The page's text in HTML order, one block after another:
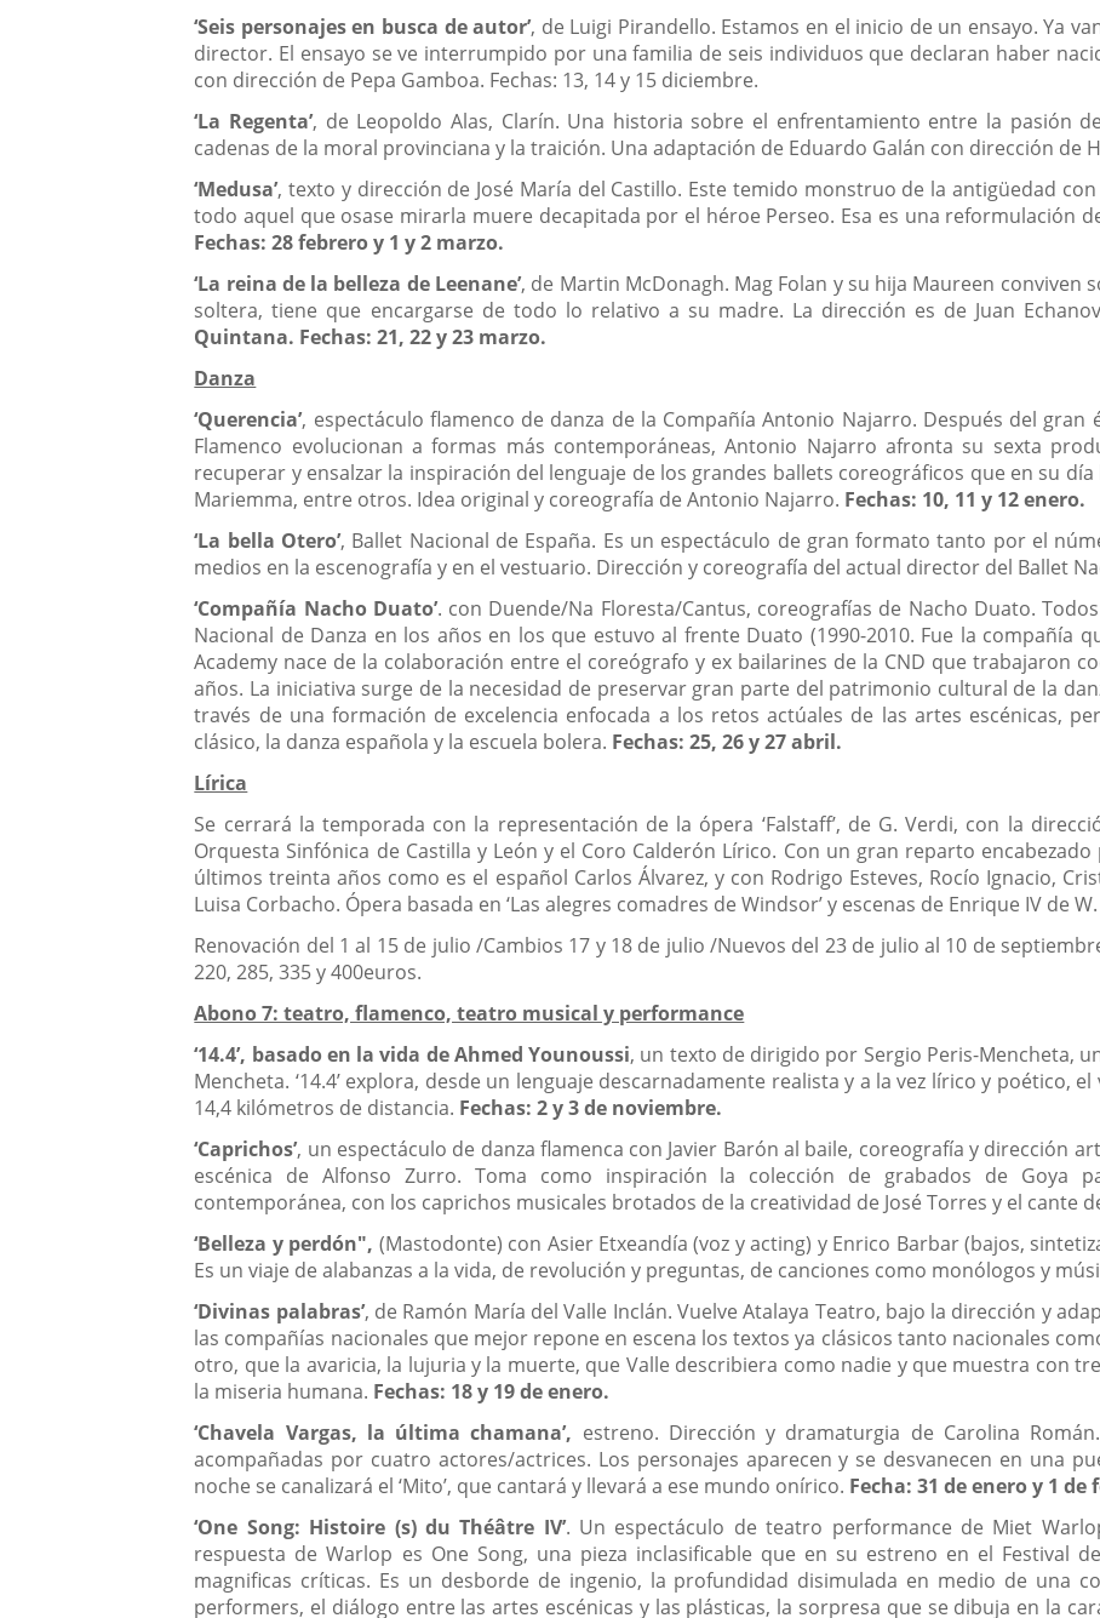
‘Seis personajes en busca de autor’, de Luigi Pirandello. Estamos en el inicio de un ensayo. Ya
director. El ensayo se ve interrumpido por una familia de seis individuos que declaran haber
con dirección de Pepa Gamboa. Fechas: 13, 14 y 15 diciembre.
‘La Regenta’, de Leopoldo Alas, Clarín. Una historia sobre el enfrentamiento entre la pasión
cadenas de la moral provinciana y la traición. Una adaptación de Eduardo Galán con dirección de
‘Medusa’, texto y dirección de José María del Castillo. Este temido monstruo de la antigüedad
todo aquel que osase mirarla muere decapitada por el héroe Perseo. Esa es una reformulación
Fechas: 28 febrero y 1 y 2 marzo.
‘La reina de la belleza de Leenane’, de Martin McDonagh. Mag Folan y su hija Maureen conviven
soltera, tiene que encargarse de todo lo relativo a su madre. La dirección es de Juan
Quintana. Fechas: 21, 22 y 23 marzo.
Danza
‘Querencia’, espectáculo flamenco de danza de la Compañía Antonio Najarro. Después del gran
Flamenco evolucionan a formas más contemporáneas, Antonio Najarro afronta su sexta
recuperar y ensalzar la inspiración del lenguaje de los grandes ballets coreográficos que en su
Mariemma, entre otros. Idea original y coreografía de Antonio Najarro. Fechas: 10, 11 y 12 enero.
‘La bella Otero’, Ballet Nacional de España. Es un espectáculo de gran formato tanto por el
medios en la escenografía y en el vestuario. Dirección y coreografía del actual director del Ballet
‘Compañía Nacho Duato’. con Duende/Na Floresta/Cantus, coreografías de Nacho Duato.
Nacional de Danza en los años en los que estuvo al frente Duato (1990-2010. Fue la compañía
Academy nace de la colaboración entre el coreógrafo y ex bailarines de la CND que trabajaron
años. La iniciativa surge de la necesidad de preservar gran parte del patrimonio cultural de la
través de una formación de excelencia enfocada a los retos actúales de las artes escénicas,
clásico, la danza española y la escuela bolera. Fechas: 25, 26 y 27 abril.
Lírica
Se cerrará la temporada con la representación de la ópera ‘Falstaff’, de G. Verdi, con la
Orquesta Sinfónica de Castilla y León y el Coro Calderón Lírico. Con un gran reparto
últimos treinta años como es el español Carlos Álvarez, y con Rodrigo Esteves, Rocío Ignacio,
Luisa Corbacho. Ópera basada en ‘Las alegres comadres de Windsor’ y escenas de Enrique IV de
Renovación del 1 al 15 de julio /Cambios 17 y 18 de julio /Nuevos del 23 de julio al 10 de
220, 285, 335 y 400euros.
Abono 7: teatro, flamenco, teatro musical y performance
‘14.4’, basado en la vida de Ahmed Younoussi, un texto de dirigido por Sergio Peris-Mencheta,
Mencheta. ‘14.4’ explora, desde un lenguaje descarnadamente realista y a la vez lírico y poético,
14,4 kilómetros de distancia. Fechas: 2 y 3 de noviembre.
‘Caprichos’, un espectáculo de danza flamenca con Javier Barón al baile, coreografía y dirección
escénica de Alfonso Zurro. Toma como inspiración la colección de grabados de Goya
contemporánea, con los caprichos musicales brotados de la creatividad de José Torres y el cante
‘Belleza y perdón", (Mastodonte) con Asier Etxeandía (voz y acting) y Enrico Barbar (bajos,
Es un viaje de alabanzas a la vida, de revolución y preguntas, de canciones como monólogos y
‘Divinas palabras’, de Ramón María del Valle Inclán. Vuelve Atalaya Teatro, bajo la dirección y
las compañías nacionales que mejor repone en escena los textos ya clásicos tanto nacionales
otro, que la avaricia, la lujuria y la muerte, que Valle describiera como nadie y que muestra con
la miseria humana. Fechas: 18 y 19 de enero.
‘Chavela Vargas, la última chamana’, estreno. Dirección y dramaturgia de Carolina
acompañadas por cuatro actores/actrices. Los personajes aparecen y se desvanecen en una
noche se canalizará el ‘Mito’, que cantará y llevará a ese mundo onírico. Fecha: 31 de enero y 1 de
‘One Song: Histoire (s) du Théâtre IV’. Un espectáculo de teatro performance de Miet
respuesta de Warlop es One Song, una pieza inclasificable que en su estreno en el Festival
magnificas críticas. Es un desborde de ingenio, la profundidad disimulada en medio de una
performers, el diálogo entre las artes escénicas y las plásticas, la sorpresa que se dibuja en la